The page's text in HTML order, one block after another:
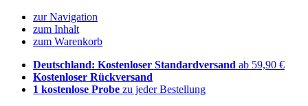
zur Navigation
zum Inhalt
zum Warenkorb
Deutschland: Kostenloser Standardversand ab 59,90 €
Kostenloser Rückversand
1 kostenlose Probe zu jeder Bestellung